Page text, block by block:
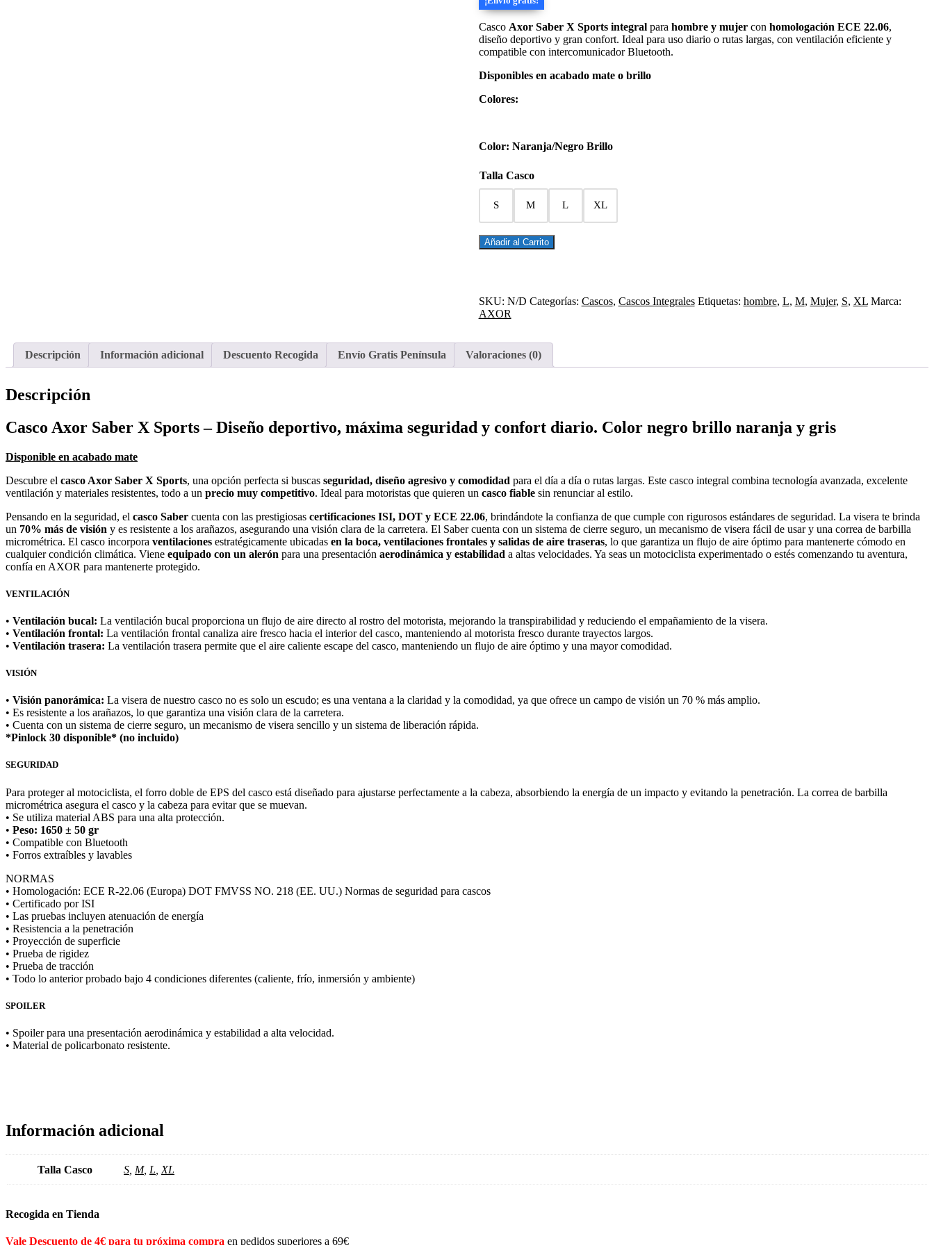
original
era:
110,00€.93,50€.
Casco Axor Saber X Sports integralpara hombre y mujercon homologación ECE 22.06,
diseño deportivo y gran confort. Ideal para uso diario o rutas largas, con ventilación eficiente y
compatible con intercomunicador Bluetooth.
Disponibles en acabado mate o brillo
Colores:
Color: Naranja/Negro Brillo
Talla Casco
S M L XL
CASCO
INTEGRAL
NEGRO
NARANJA
cantidad
Añadir al Carrito
SKU: N/D Categorías: Cascos, Cascos Integrales Etiquetas: hombre, L, M, Mujer, S, XL Marca:
AXOR
Descripción Información adicional Descuento Recogida Envío Gratis Península Valoraciones (0)
Descripción
Casco Axor Saber X Sports – Diseño deportivo, máxima seguridad y confort diario. Color negro brillo naranja y gris
Disponible en acabado mate
Descubre el casco Axor Saber X Sports, una opción perfecta si buscas seguridad, diseño agresivo y comodidad para el día a día o rutas largas. Este casco integral combina tecnología avanzada, excelente
ventilación y materiales resistentes, todo a un precio muy competitivo. Ideal para motoristas que quieren un casco fiable sin renunciar al estilo.
Pensando en la seguridad, el casco Saber cuenta con las prestigiosas certificaciones ISI, DOT y ECE 22.06, brindándote la confianza de que cumple con rigurosos estándares de seguridad. La visera te brinda
un 70% más de visión y es resistente a los arañazos, asegurando una visión clara de la carretera. El Saber cuenta con un sistema de cierre seguro, un mecanismo de visera fácil de usar y una correa de barbilla
micrométrica. El casco incorpora ventilaciones estratégicamente ubicadas en la boca, ventilaciones frontales y salidas de aire traseras, lo que garantiza un flujo de aire óptimo para mantenerte cómodo en
cualquier condición climática. Viene equipado con un alerón para una presentación aerodinámica y estabilidad a altas velocidades. Ya seas un motociclista experimentado o estés comenzando tu aventura,
confía en AXOR para mantenerte protegido.
VENTILACIÓN
• Ventilación bucal: La ventilación bucal proporciona un flujo de aire directo al rostro del motorista, mejorando la transpirabilidad y reduciendo el empañamiento de la visera.
• Ventilación frontal: La ventilación frontal canaliza aire fresco hacia el interior del casco, manteniendo al motorista fresco durante trayectos largos.
• Ventilación trasera: La ventilación trasera permite que el aire caliente escape del casco, manteniendo un flujo de aire óptimo y una mayor comodidad.
VISIÓN
• Visión panorámica: La visera de nuestro casco no es solo un escudo; es una ventana a la claridad y la comodidad, ya que ofrece un campo de visión un 70 % más amplio.
• Es resistente a los arañazos, lo que garantiza una visión clara de la carretera.
• Cuenta con un sistema de cierre seguro, un mecanismo de visera sencillo y un sistema de liberación rápida.
*Pinlock 30 disponible* (no incluido)
SEGURIDAD
Para proteger al motociclista, el forro doble de EPS del casco está diseñado para ajustarse perfectamente a la cabeza, absorbiendo la energía de un impacto y evitando la penetración. La correa de barbilla
micrométrica asegura el casco y la cabeza para evitar que se muevan.
• Se utiliza material ABS para una alta protección.
• Peso: 1650 ± 50 gr
• Compatible con Bluetooth
• Forros extraíbles y lavables
NORMAS
• Homologación: ECE R-22.06 (Europa) DOT FMVSS NO. 218 (EE. UU.) Normas de seguridad para cascos
• Certificado por ISI
• Las pruebas incluyen atenuación de energía
• Resistencia a la penetración
• Proyección de superficie
• Prueba de rigidez
• Prueba de tracción
• Todo lo anterior probado bajo 4 condiciones diferentes (caliente, frío, inmersión y ambiente)
SPOILER
• Spoiler para una presentación aerodinámica y estabilidad a alta velocidad.
• Material de policarbonato resistente.
Información adicional
Talla Casco S M, L XL
Recogida en Tienda
Vale Descuento de 4€ para tu próxima compra en pedidos superiores a 69€